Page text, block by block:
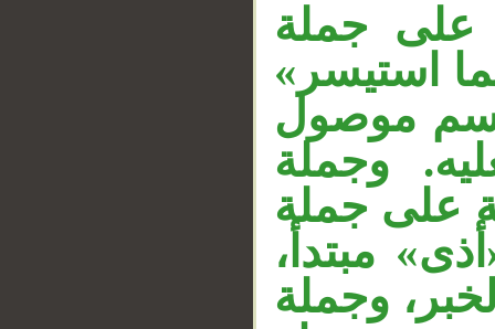
على جملة
استيسر»
موصول
وجملة
على جملة
مبتدأ،
وجملة